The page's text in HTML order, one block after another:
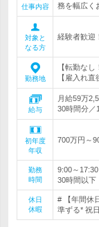
仕事内容
務を幅広く
対象と
なる方
経験者歓迎
勤務地
【転勤な
【雇入れ
給与
月給59万
30時間分／
初年度
年収
700万円～
勤務
時間
9:00～
30時間以下
休日
休暇
# 【年間休
準ずる* 祝